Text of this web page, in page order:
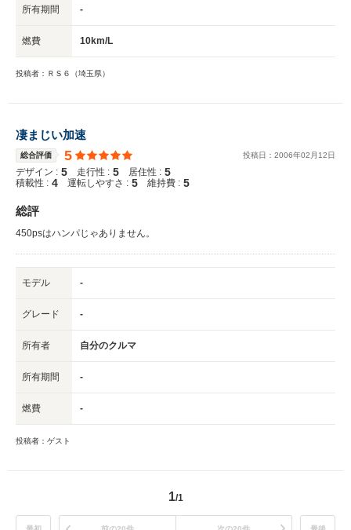
所有期間 -
燃費 10km/L
投稿者：ＲＳ６（埼玉県）
凄まじい加速
総合評価 5 投稿日： 2006年02 月 12日
デザイン : 5 走行性 : 5 居住性 : 5
積載性 : 4 運転しやすさ : 5 維持費 : 5
総評
450psはハンパじゃありません。
モデル -
グレード -
所有者 自分のクルマ
所有期間 -
燃費 -
投稿者：ゲスト
1/1